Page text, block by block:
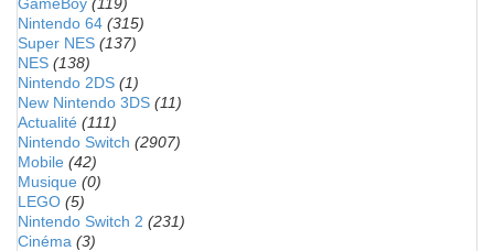
Nintendo 64 (315)
Super NES (137)
NES (138)
Nintendo 2DS (1)
New Nintendo 3DS (11)
Actualité (111)
Nintendo Switch (2907)
Mobile (42)
Musique (0)
LEGO (5)
Nintendo Switch 2 (231)
Cinéma (3)